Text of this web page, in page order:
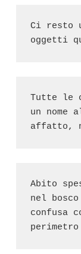
Ci resto
oggetti
Tutte le
un nome
affatto,
Abito
nel
confusa